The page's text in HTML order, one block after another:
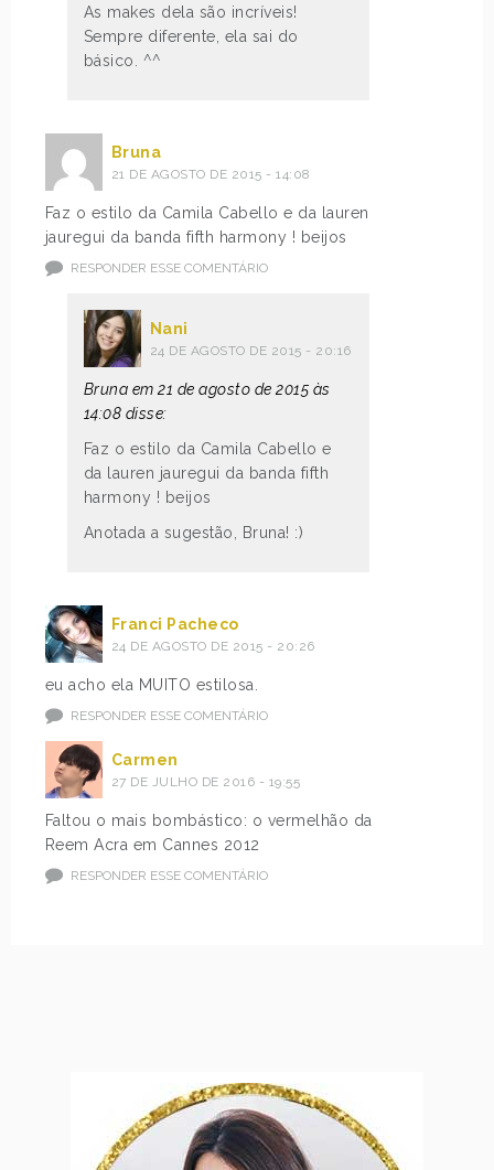
As makes dela são incríveis!
Sempre diferente, ela sai do
básico. ^^
Bruna
21 DE AGOSTO DE 2015 - 14:08
Faz o estilo da Camila Cabello e da lauren
jauregui da banda fifth harmony ! beijos
RESPONDER ESSE COMENTÁRIO
Nani
24 DE AGOSTO DE 2015 - 20:16
Bruna em 21 de agosto de 2015 às
14:08 disse:
Faz o estilo da Camila Cabello e
da lauren jauregui da banda fifth
harmony ! beijos
Anotada a sugestão, Bruna! :)
Franci Pacheco
24 DE AGOSTO DE 2015 - 20:26
eu acho ela MUITO estilosa.
RESPONDER ESSE COMENTÁRIO
Carmen
27 DE JULHO DE 2016 - 19:55
Faltou o mais bombástico: o vermelhão da
Reem Acra em Cannes 2012
RESPONDER ESSE COMENTÁRIO